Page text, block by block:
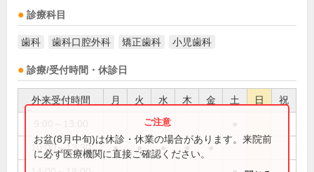
診療科目
歯科 歯科口腔外科 矯正歯科 小児歯科
診療/受付時間・休診日
外来受付時間 月 火 水 木 金 土 日 祝
10:00～13:30 ● ● ● ● ●
お盆(8月中旬)は休診・休業の場合があります。来院前
に必ず医療機関に直接ご確認ください。